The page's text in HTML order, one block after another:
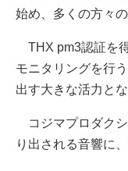
始め、多くの方々
THX pm3認証を
モニタリングを行
出す大きな活力とな
コジマプロダク
り出される音響に